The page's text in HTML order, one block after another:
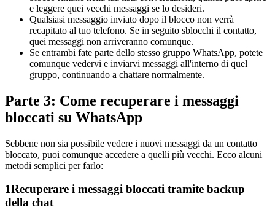
e leggere quei vecchi messaggi se lo desideri.
Qualsiasi messaggio inviato dopo il blocco non verrà
recapitato al tuo telefono. Se in seguito sblocchi il contatto,
quei messaggi non arriveranno comunque.
Se entrambi fate parte dello stesso gruppo WhatsApp, potete
comunque vedervi e inviarvi messaggi all'interno di quel
gruppo, continuando a chattare normalmente.
Parte 3: Come recuperare i messaggi
bloccati su WhatsApp
Sebbene non sia possibile vedere i nuovi messaggi da un contatto
bloccato, puoi comunque accedere a quelli più vecchi. Ecco alcuni
metodi semplici per farlo:
1Recuperare i messaggi bloccati tramite backup
della chat